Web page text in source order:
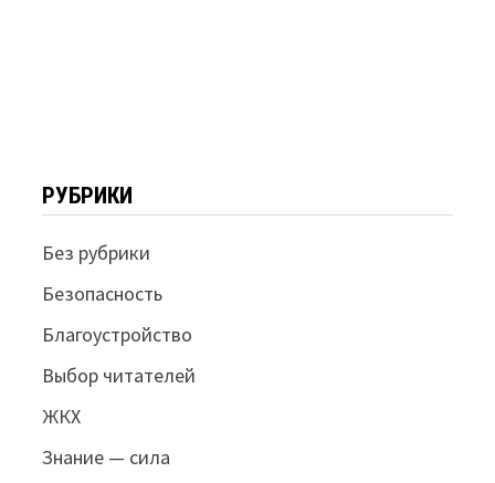
РУБРИКИ
Без рубрики
Безопасность
Благоустройство
Выбор читателей
ЖКХ
Знание — сила